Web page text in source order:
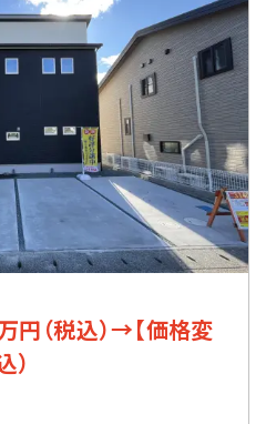
円（税込）→【価格変